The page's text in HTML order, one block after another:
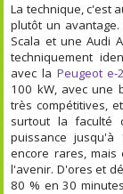
La technique, c'est
plutôt un
Scala et une Audi
techniquement
avec la Peugeot e-
100 kW, avec une
très compétitives,
surtout la faculté
puissance
encore rares,
l'avenir. D'ores et
80 % en 30